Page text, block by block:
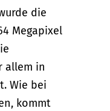
die
Megapixel
allem in
Wie bei
kommt